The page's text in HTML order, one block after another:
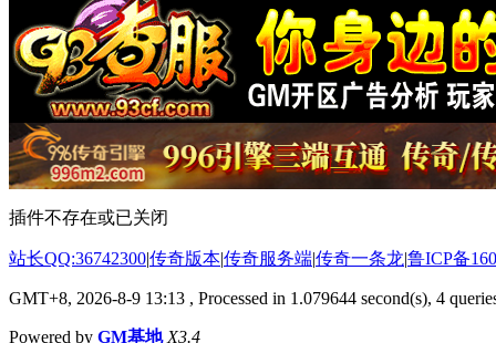
插件不存在或已关闭
站长QQ:36742300|传奇版本|传奇服务端|传奇一条龙|鲁ICP备
GMT+8, 2026-8-9 13:13 , Processed in 1.079644 second(s), 4
Powered by GM基地 X3.4